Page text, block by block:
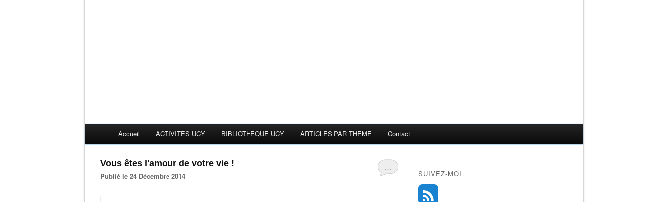
Accueil ACTIVITES UCY BIBLIOTHEQUE UCY ARTICLES PAR THEME Contact
…
Vous êtes l'amour de votre vie !
Publié le 24 Décembre 2014 SUIVEZ-MOI